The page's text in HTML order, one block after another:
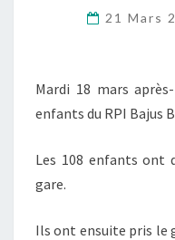
21 Mars
Mardi 18 mars
enfants du RPI Bajus
Les 108 enfants ont
gare.
Ils ont ensuite pris le